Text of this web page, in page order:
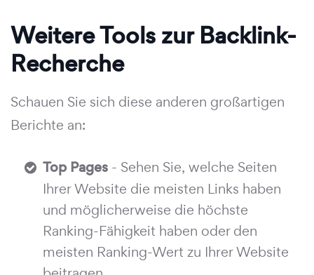
Weitere Tools zur Backlink-
Recherche
Schauen Sie sich diese anderen großartigen
Berichte an:
Top Pages - Sehen Sie, welche Seiten
Ihrer Website die meisten Links haben
und möglicherweise die höchste
Ranking-Fähigkeit haben oder den
meisten Ranking-Wert zu Ihrer Website